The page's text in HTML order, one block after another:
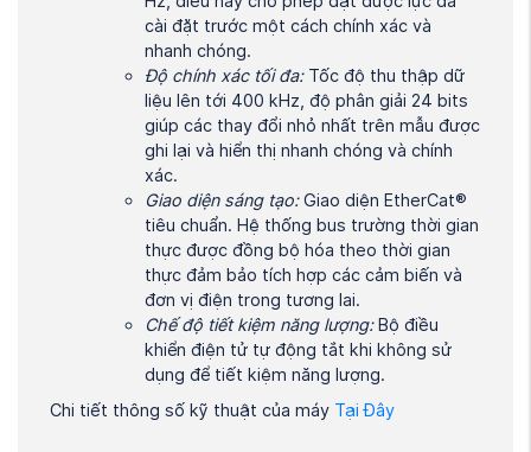
cài đặt trước một cách chính xác và
nhanh chóng.
Độ chính xác tối đa:Tốc độ thu thập dữ
liệu lên tới 400 kHz, độ phân giải 24 bits
giúp các thay đổi nhỏ nhất trên mẫu được
ghi lại và hiển thị nhanh chóng và chính
xác.
Giao diện sáng tạo:Giao diện EtherCat®
tiêu chuẩn. Hệ thống bus trường thời gian
thực được đồng bộ hóa theo thời gian
thực đảm bảo tích hợp các cảm biến và
đơn vị điện trong tương lai.
Chế độ tiết kiệm năng lượng:Bộ điều
khiển điện tử tự động tắt khi không sử
dụng để tiết kiệm năng lượng.
Chi tiết thông số kỹ thuật của máy Tại Đây